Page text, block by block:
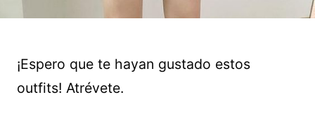
¡Espero que te hayan gustado estos
outfits! Atrévete.